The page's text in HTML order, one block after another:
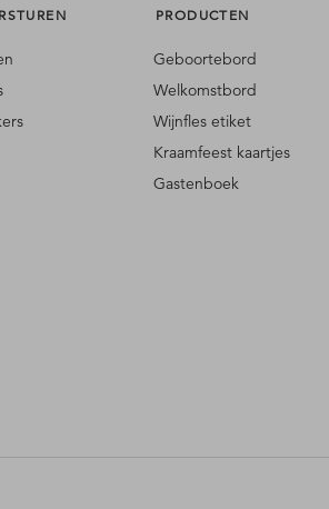
PRODUCTEN
Geboortebord
Welkomstbord
Wijnfles etiket
Kraamfeest kaartjes
Gastenboek